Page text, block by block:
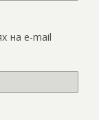
на e-mail